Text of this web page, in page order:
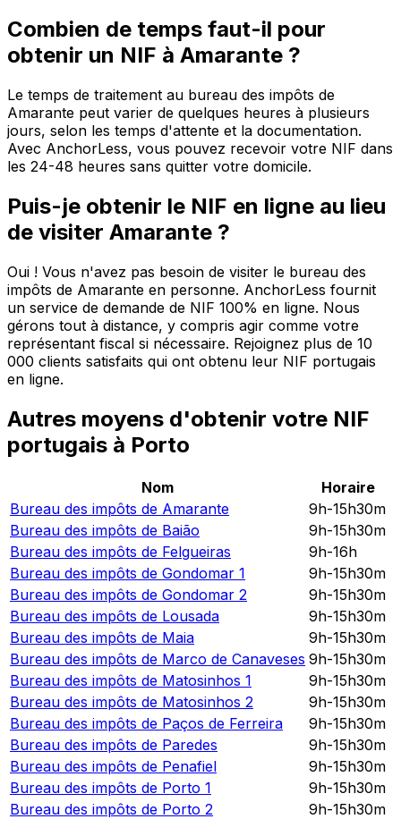
Combien de temps faut-il pour
obtenir un NIF à Amarante ?
Le temps de traitement au bureau des impôts de
Amarante peut varier de quelques heures à plusieurs
jours, selon les temps d'attente et la documentation.
Avec AnchorLess, vous pouvez recevoir votre NIF dans
les 24-48 heures sans quitter votre domicile.
Puis-je obtenir le NIF en ligne au lieu
de visiter Amarante ?
Oui ! Vous n'avez pas besoin de visiter le bureau des
impôts de Amarante en personne. AnchorLess fournit
un service de demande de NIF 100% en ligne. Nous
gérons tout à distance, y compris agir comme votre
représentant fiscal si nécessaire. Rejoignez plus de 10
000 clients satisfaits qui ont obtenu leur NIF portugais
en ligne.
Autres moyens d'obtenir votre NIF
portugais à Porto
Nom
Horaire
Bureau des impôts de Amarante
9h-15h30m
Bureau des impôts de Baião
9h-15h30m
Bureau des impôts de Felgueiras
9h-16h
Bureau des impôts de Gondomar 1
9h-15h30m
Bureau des impôts de Gondomar 2
9h-15h30m
Bureau des impôts de Lousada
9h-15h30m
Bureau des impôts de Maia
9h-15h30m
Bureau des impôts de Marco de Canaveses 9h-15h30m
Bureau des impôts de Matosinhos 1
9h-15h30m
Bureau des impôts de Matosinhos 2
9h-15h30m
Bureau des impôts de Paços de Ferreira
9h-15h30m
Bureau des impôts de Paredes
9h-15h30m
Bureau des impôts de Penafiel
9h-15h30m
Bureau des impôts de Porto 1
9h-15h30m
Bureau des impôts de Porto 2
9h-15h30m